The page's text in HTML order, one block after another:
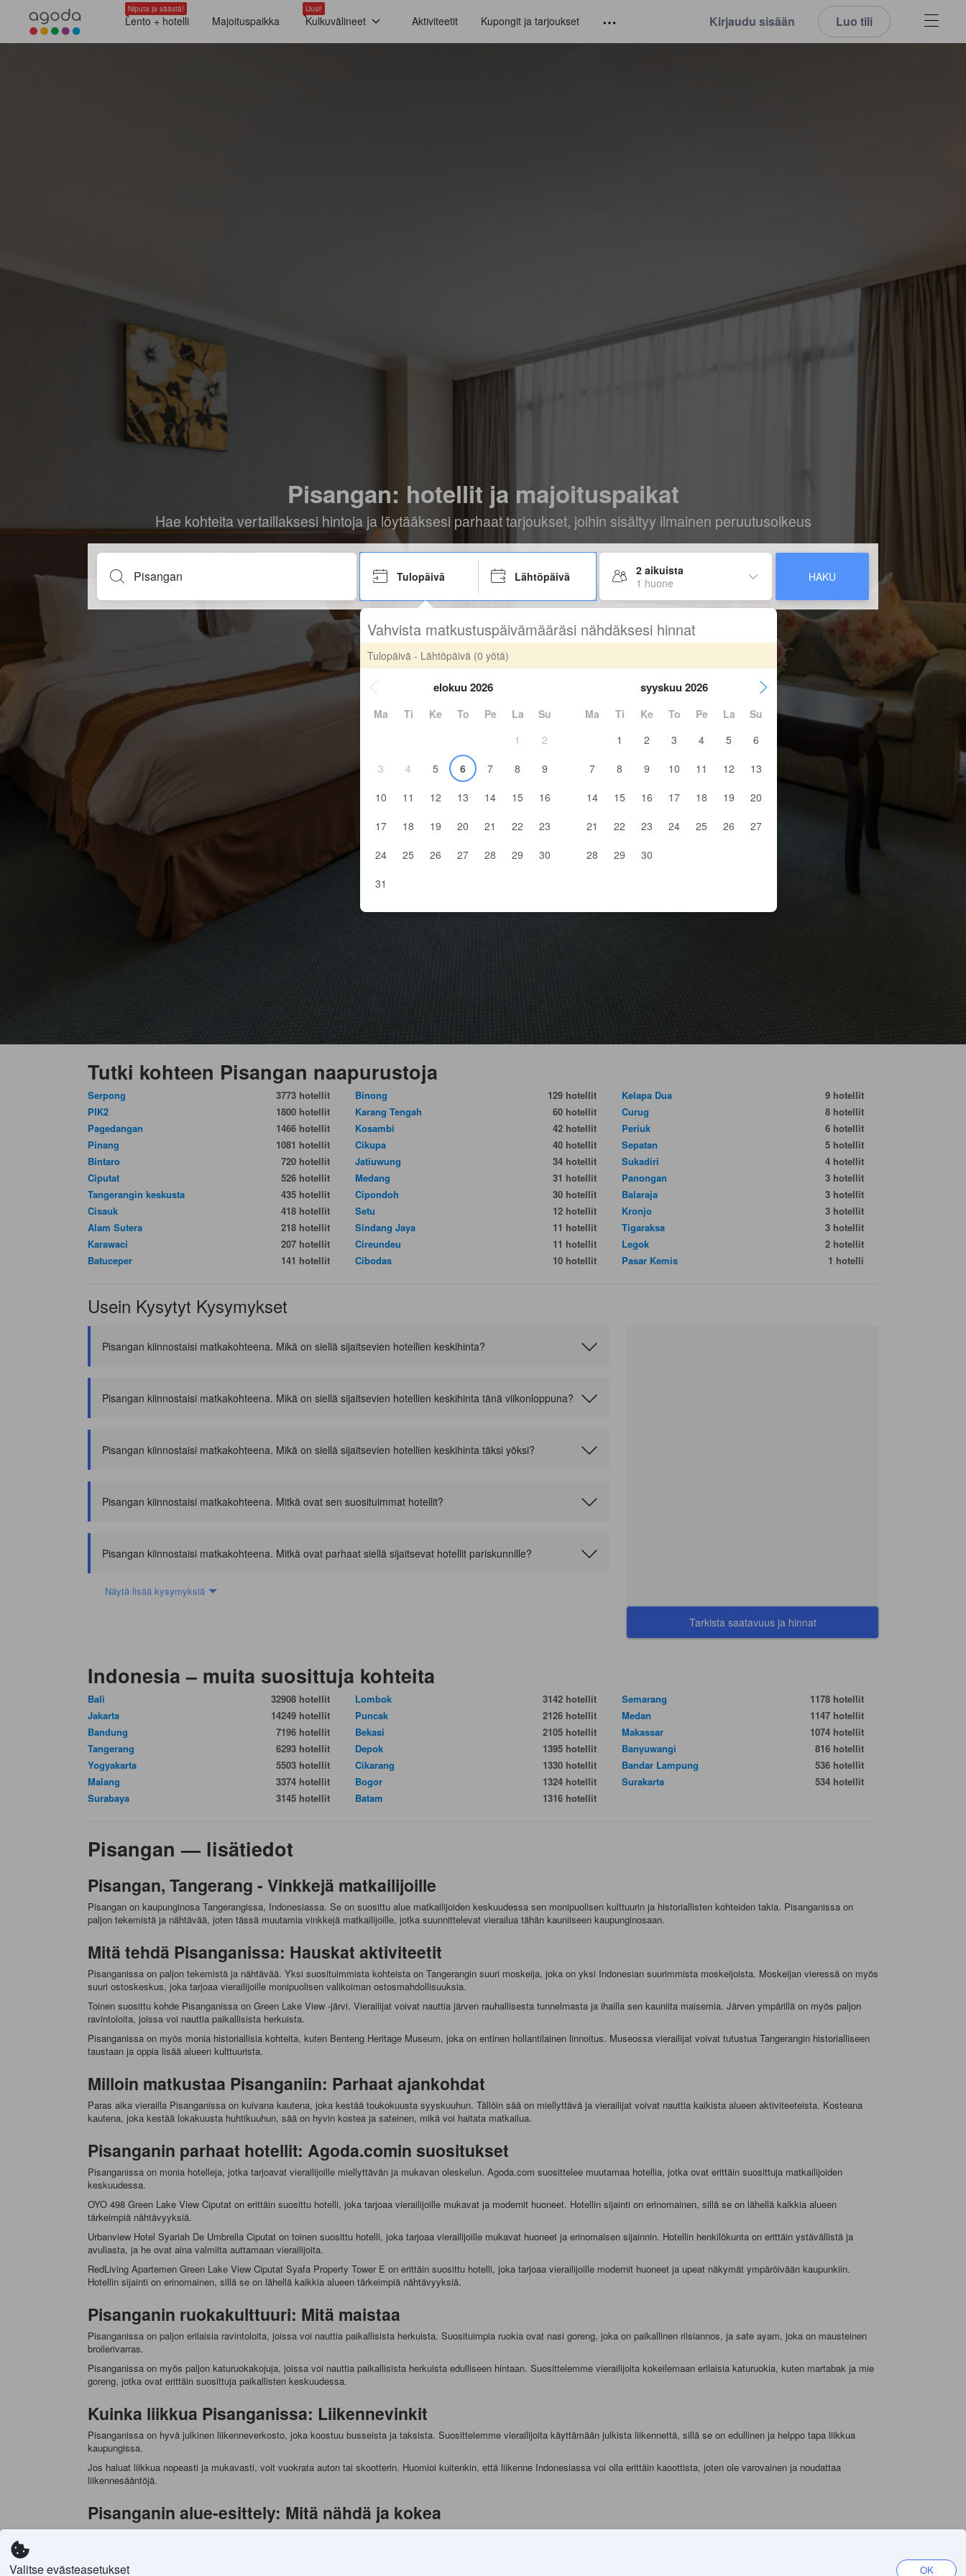
Valitse evästeasetukset OK
Niputa ja säästä!
Lento + hotelli Majoituspaikka
Uusi!
Kulkuvälineet Aktiviteetit Kupongit ja tarjoukset Kirjaudu sisään Luo tili
Pisangan: hotellit ja majoituspaikat
Hae kohteita vertaillaksesi hintoja ja löytääksesi parhaat tarjoukset, joihin sisältyy ilmainen peruutusoikeus
Tulopäivä Lähtöpäivä
2 aikuista
1 huone
HAKU
Vahvista matkustuspäivämääräsi nähdäksesi hinnat
Tulopäivä - Lähtöpäivä (0 yötä)
elokuu 2026
Ma Ti Ke To Pe La
Su
1
2
3
4 5 6 7 8
9
10
11 12 13 14 15
16
17
18 19 20 21 22
23
24
25 26 27 28 29
30
31
syyskuu 2026
Ma Ti Ke To Pe La
Su
1
2 3 4 5
6
7
8 9 10 11 12
13
14
15 16 17 18 19
20
21
22 23 24 25 26
27
28
29 30
Tutki kohteen Pisangan naapurustoja
Serpong
3773 hotellit
PIK2
1800 hotellit
Pagedangan
1466 hotellit
Pinang
1081 hotellit
Bintaro
720 hotellit
Ciputat
526 hotellit
Tangerangin keskusta
435 hotellit
Cisauk
418 hotellit
Alam Sutera
218 hotellit
Karawaci
207 hotellit
Batuceper
141 hotellit
Binong
129 hotellit
Karang Tengah
60 hotellit
Kosambi
42 hotellit
Cikupa
40 hotellit
Jatiuwung
34 hotellit
Medang
31 hotellit
Cipondoh
30 hotellit
Setu
12 hotellit
Sindang Jaya
11 hotellit
Cireundeu
11 hotellit
Cibodas
10 hotellit
Kelapa Dua
9 hotellit
Curug
8 hotellit
Periuk
6 hotellit
Sepatan
5 hotellit
Sukadiri
4 hotellit
Panongan
3 hotellit
Balaraja
3 hotellit
Kronjo
3 hotellit
Tigaraksa
3 hotellit
Legok
2 hotellit
Pasar Kemis
1 hotelli
Usein Kysytyt Kysymykset
Pisangan kiinnostaisi matkakohteena. Mikä on siellä sijaitsevien hotellien keskihinta?
Pisangan kiinnostaisi matkakohteena. Mikä on siellä sijaitsevien hotellien keskihinta tänä viikonloppuna?
Pisangan kiinnostaisi matkakohteena. Mikä on siellä sijaitsevien hotellien keskihinta täksi yöksi?
Pisangan kiinnostaisi matkakohteena. Mitkä ovat sen suosituimmat hotellit?
Pisangan kiinnostaisi matkakohteena. Mitkä ovat parhaat siellä sijaitsevat hotellit pariskunnille?
Näytä lisää kysymyksiä
Tarkista saatavuus ja hinnat
Indonesia – muita suosittuja kohteita
Bali
32908 hotellit
Jakarta
14249 hotellit
Bandung
7196 hotellit
Tangerang
6293 hotellit
Yogyakarta
5503 hotellit
Malang
3374 hotellit
Surabaya
3145 hotellit
Lombok
3142 hotellit
Puncak
2126 hotellit
Bekasi
2105 hotellit
Depok
1395 hotellit
Cikarang
1330 hotellit
Bogor
1324 hotellit
Batam
1316 hotellit
Semarang
1178 hotellit
Medan
1147 hotellit
Makassar
1074 hotellit
Banyuwangi
816 hotellit
Bandar Lampung
536 hotellit
Surakarta
534 hotellit
Pisangan — lisätiedot
Pisangan, Tangerang - Vinkkejä matkailijoille
Pisangan on kaupunginosa Tangerangissa, Indonesiassa. Se on suosittu alue matkailijoiden keskuudessa sen monipuolisen kulttuurin ja historiallisten kohteiden takia. Pisanganissa on
paljon tekemistä ja nähtävää, joten tässä muutamia vinkkejä matkailijoille, jotka suunnittelevat vierailua tähän kauniiseen kaupunginosaan.
Mitä tehdä Pisanganissa: Hauskat aktiviteetit
Pisanganissa on paljon tekemistä ja nähtävää. Yksi suosituimmista kohteista on Tangerangin suuri moskeija, joka on yksi Indonesian suurimmista moskeijoista. Moskeijan vieressä on myös
suuri ostoskeskus, joka tarjoaa vierailijoille monipuolisen valikoiman ostosmahdollisuuksia.
Toinen suosittu kohde Pisanganissa on Green Lake View -järvi. Vierailijat voivat nauttia järven rauhallisesta tunnelmasta ja ihailla sen kauniita maisemia. Järven ympärillä on myös paljon
ravintoloita, joissa voi nauttia paikallisista herkuista.
Pisanganissa on myös monia historiallisia kohteita, kuten Benteng Heritage Museum, joka on entinen hollantilainen linnoitus. Museossa vierailijat voivat tutustua Tangerangin historialliseen
taustaan ja oppia lisää alueen kulttuurista.
Milloin matkustaa Pisanganiin: Parhaat ajankohdat
Paras aika vierailla Pisanganissa on kuivana kautena, joka kestää toukokuusta syyskuuhun. Tällöin sää on miellyttävä ja vierailijat voivat nauttia kaikista alueen aktiviteeteista. Kosteana
kautena, joka kestää lokakuusta huhtikuuhun, sää on hyvin kostea ja sateinen, mikä voi haitata matkailua.
Pisanganin parhaat hotellit: Agoda.comin suositukset
Pisanganissa on monia hotelleja, jotka tarjoavat vierailijoille miellyttävän ja mukavan oleskelun. Agoda.com suosittelee muutamaa hotellia, jotka ovat erittäin suosittuja matkailijoiden
keskuudessa.
OYO 498 Green Lake View Ciputat on erittäin suosittu hotelli, joka tarjoaa vierailijoille mukavat ja modernit huoneet. Hotellin sijainti on erinomainen, sillä se on lähellä kaikkia alueen
tärkeimpiä nähtävyyksiä.
Urbanview Hotel Syariah De Umbrella Ciputat on toinen suosittu hotelli, joka tarjoaa vierailijoille mukavat huoneet ja erinomaisen sijainnin. Hotellin henkilökunta on erittäin ystävällistä ja
avuliasta, ja he ovat aina valmiita auttamaan vierailijoita.
RedLiving Apartemen Green Lake View Ciputat Syafa Property Tower E on erittäin suosittu hotelli, joka tarjoaa vierailijoille modernit huoneet ja upeat näkymät ympäröivään kaupunkiin.
Hotellin sijainti on erinomainen, sillä se on lähellä kaikkia alueen tärkeimpiä nähtävyyksiä.
Pisanganin ruokakulttuuri: Mitä maistaa
Pisanganissa on paljon erilaisia ravintoloita, joissa voi nauttia paikallisista herkuista. Suosituimpia ruokia ovat nasi goreng, joka on paikallinen riisiannos, ja sate ayam, joka on mausteinen
broilerivarras.
Pisanganissa on myös paljon katuruokakojuja, joissa voi nauttia paikallisista herkuista edulliseen hintaan. Suosittelemme vierailijoita kokeilemaan erilaisia katuruokia, kuten martabak ja mie
goreng, jotka ovat erittäin suosittuja paikallisten keskuudessa.
Kuinka liikkua Pisanganissa: Liikennevinkit
Pisanganissa on hyvä julkinen liikenneverkosto, joka koostuu busseista ja taksista. Suosittelemme vierailijoita käyttämään julkista liikennettä, sillä se on edullinen ja helppo tapa liikkua
kaupungissa.
Jos haluat liikkua nopeasti ja mukavasti, voit vuokrata auton tai skootterin. Huomioi kuitenkin, että liikenne Indonesiassa voi olla erittäin kaoottista, joten ole varovainen ja noudattaa
liikennesääntöjä.
Pisanganin alue-esittely: Mitä nähdä ja kokea
Pisanganin alueella on paljon nähtävää ja koettavaa. Yksi suosituimmista kohteista on Tangerangin suuri moskeija, joka on yksi Indonesian suurimmista moskeijoista. Moskeijan vieressä on
Toinen suosittu kohde Pisanganissa on Green Lake View -järvi. Vierailijat voivat nauttia järven rauhallisesta tunnelmasta ja ihailla sen kauniita maisemia. Järven ympärillä on myös paljon